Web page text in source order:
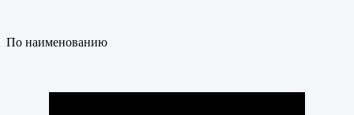
По наименованию